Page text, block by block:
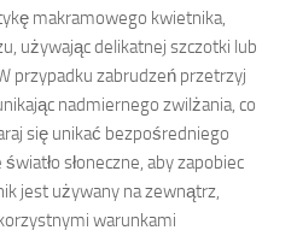
makramowego kwietnika,
używając delikatnej szczotki lub
przypadku zabrudzeń przetrzyj
nadmiernego zwilżania, co
się unikać bezpośredniego
słoneczne, aby zapobiec
jest używany na zewnątrz,
warunkami